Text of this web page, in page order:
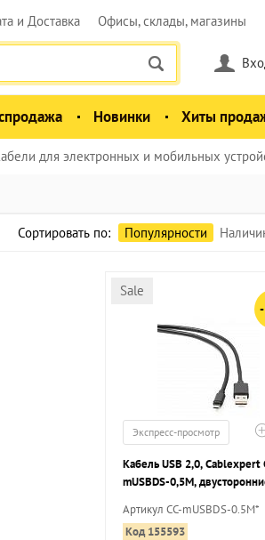
и Доставка Офисы, склады, магазины
Новинки Хиты
для электронных и мобильных
Сортировать по: Популярности
Sale
Экспресс-просмотр
Кабель USB 2,0, Cablexpert
mUSBDS-0,5M,
пакет
Артикул CC-mUSBDS-0.5M*
Код 155593